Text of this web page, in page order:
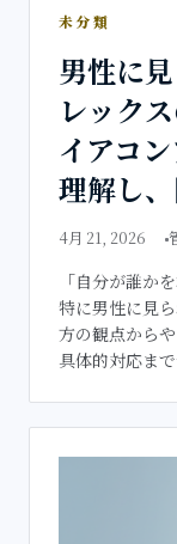
未分類
男性に
レック
イアコ
理解し
4月 21, 2026
「自分が誰か
特に男性に見
方の観点から
具体的対応ま